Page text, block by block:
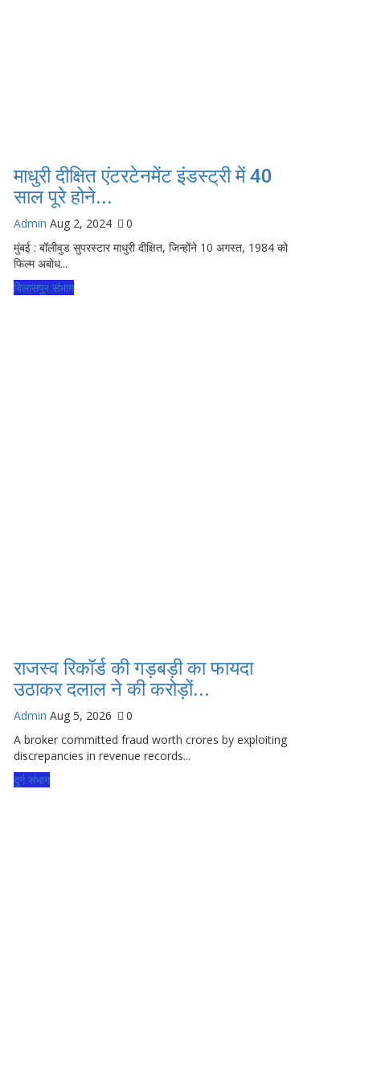
माधुरी दीक्षित एंटरटेनमेंट इंडस्ट्री में 40
साल पूरे होने...
Admin Aug 2, 2024
0
मुंबई : बॉलीवुड सुपरस्टार माधुरी दीक्षित, जिन्होंने 10 अगस्त, 1984 को
फिल्म अबोध...
बिलासपुर संभाग
राजस्व रिकॉर्ड की गड़बड़ी का फायदा
उठाकर दलाल ने की करोड़ों...
Admin Aug 5, 2026
0
A broker committed fraud worth crores by exploiting
discrepancies in revenue records...
दुर्ग संभाग